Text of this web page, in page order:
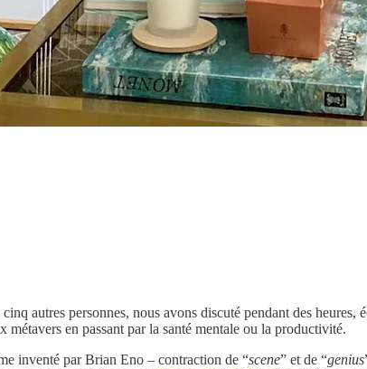
autres personnes, nous avons discuté pendant des heures,
en passant par la santé mentale ou la productivité.
inventé par Brian Eno – contraction de “scene” et de “genius